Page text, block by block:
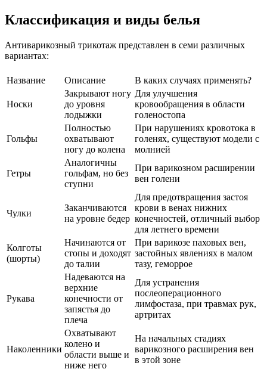
Классификация и виды белья
Антиварикозный трикотаж представлен в семи различных
вариантах:
Название Описание В каких случаях применять?
Носки
Закрывают ногу
до уровня
лодыжки
Для улучшения
кровообращения в области
голеностопа
Гольфы
Полностью
охватывают
ногу до колена
При нарушениях кровотока в
голенях, существуют модели с
молнией
Гетры
Аналогичны
гольфам, но без
ступни
При варикозном расширении
вен голени
Чулки
Заканчиваются
на уровне бедер
Для предотвращения застоя
крови в венах нижних
конечностей, отличный выбор
для летнего времени
Колготы
(шорты)
Начинаются от
стопы и доходят
до талии
При варикозе паховых вен,
застойных явлениях в малом
тазу, геморрое
Рукава
Надеваются на
верхние
конечности от
запястья до
плеча
Для устранения
послеоперационного
лимфостаза, при травмах рук,
артритах
Наколенники
Охватывают
колено и
области выше и
ниже него
На начальных стадиях
варикозного расширения вен
в этой зоне